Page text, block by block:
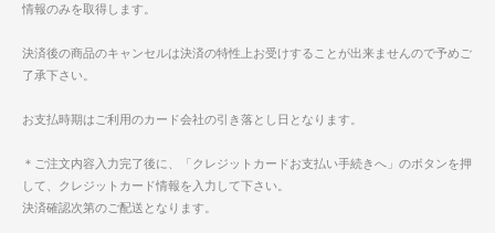
情報のみを取得します。
決済後の商品のキャンセルは決済の特性上お受けすることが出来ませんので予めご
了承下さい。
お支払時期はご利用のカード会社の引き落とし日となります。
＊ご注文内容入力完了後に、「クレジットカードお支払い手続きへ」のボタンを押
して、クレジットカード情報を入力して下さい。
決済確認次第のご配送となります。